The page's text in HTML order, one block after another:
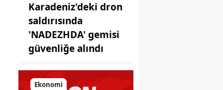
Karadeniz'deki dron
saldırısında
'NADEZHDA' gemisi
güvenliğe alındı
Ekonomi